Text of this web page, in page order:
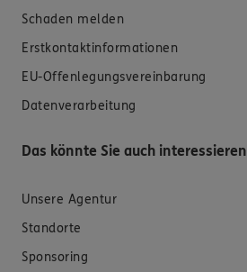
Schaden melden
Erstkontaktinformationen
EU-Offenlegungsvereinbarung
Datenverarbeitung
Das könnte Sie auch interessieren
Unsere Agentur
Standorte
Sponsoring